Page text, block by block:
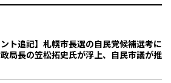
ント追記】札幌市長選の自民党候補選考に
局長の笠松拓史氏が浮上、自民市議が推